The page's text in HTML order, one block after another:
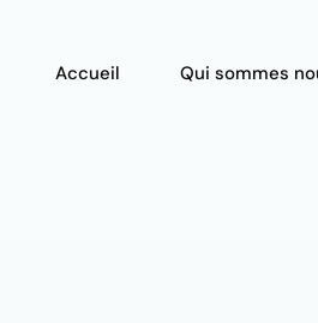
Accueil Qui sommes